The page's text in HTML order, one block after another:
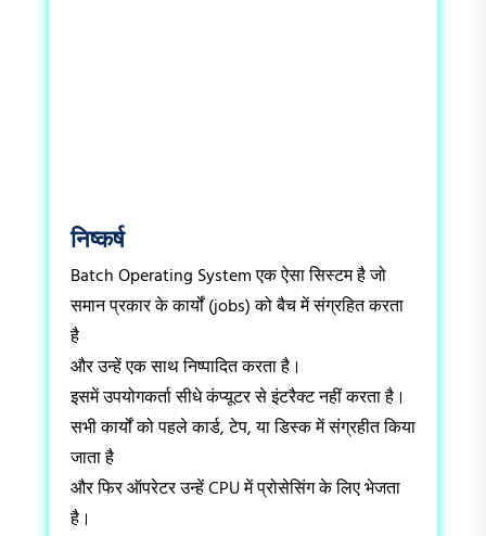
निष्कर्ष
Batch Operating System एक ऐसा सिस्टम है जो
समान प्रकार के कार्यों (jobs) को बैच में संग्रहित करता
है
और उन्हें एक साथ निष्पादित करता है।
इसमें उपयोगकर्ता सीधे कंप्यूटर से इंटरैक्ट नहीं करता है।
सभी कार्यों को पहले कार्ड, टेप, या डिस्क में संग्रहीत किया
जाता है
और फिर ऑपरेटर उन्हें CPU में प्रोसेसिंग के लिए भेजता
है।